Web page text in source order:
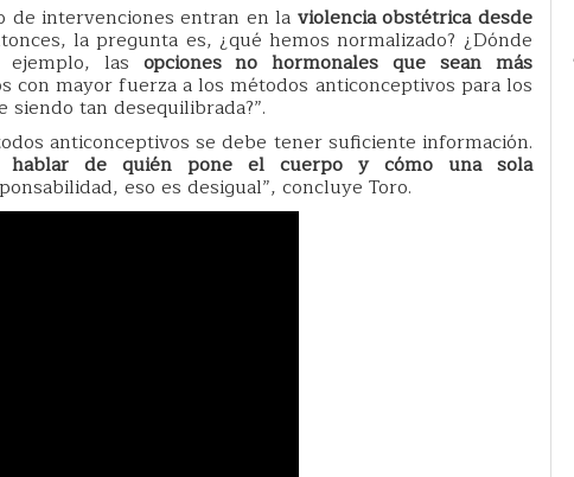
de intervenciones entran en la violencia obstétrica desde
la pregunta es, ¿qué hemos normalizado? ¿Dónde
ejemplo, las opciones no hormonales que sean más
con mayor fuerza a los métodos anticonceptivos para los
siendo tan desequilibrada?”.
anticonceptivos se debe tener suficiente información.
hablar de quién pone el cuerpo y cómo una sola
eso es desigual”, concluye Toro.